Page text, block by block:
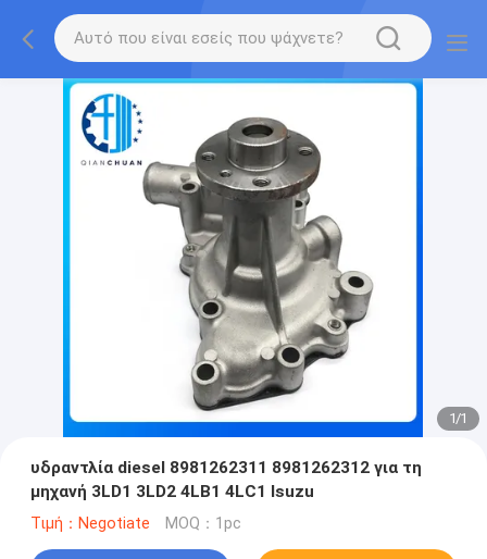
1/1
υδραντλία diesel 8981262311 8981262312 για τη
μηχανή 3LD1 3LD2 4LB1 4LC1 Isuzu
Τιμή：Negotiate MOQ：1pc